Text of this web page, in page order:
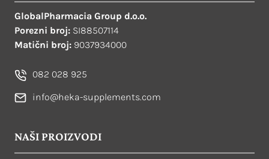
GlobalPharmacia Group d.o.o.
Porezni broj: SI88507114
Matični broj: 9037934000
082 028 925
info@heka-supplements.com
NAŠI PROIZVODI